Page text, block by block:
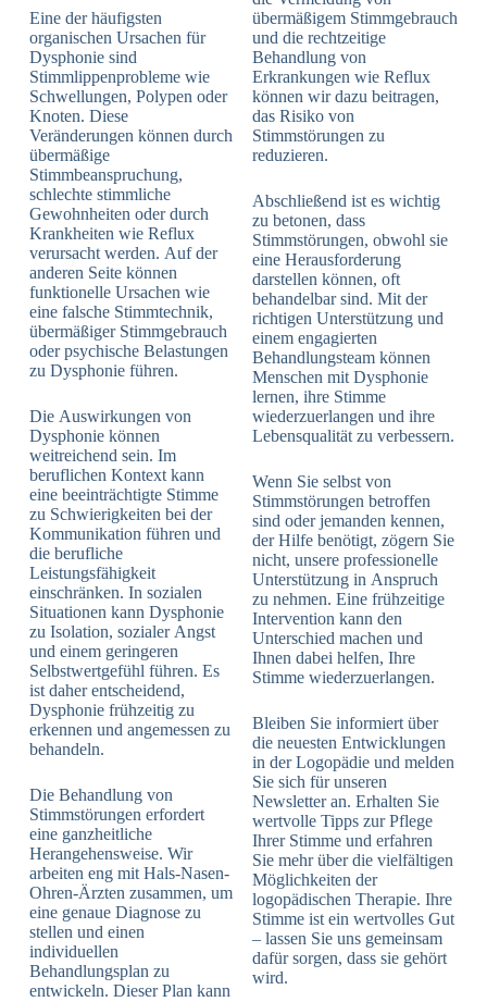
Eine der häufigsten
organischen Ursachen für
Dysphonie sind
Stimmlippenprobleme wie
Schwellungen, Polypen oder
Knoten. Diese
Veränderungen können durch
übermäßige
Stimmbeanspruchung,
schlechte stimmliche
Gewohnheiten oder durch
Krankheiten wie Reflux
verursacht werden. Auf der
anderen Seite können
funktionelle Ursachen wie
eine falsche Stimmtechnik,
übermäßiger Stimmgebrauch
oder psychische Belastungen
zu Dysphonie führen.
Die Auswirkungen von
Dysphonie können
weitreichend sein. Im
beruflichen Kontext kann
eine beeinträchtigte Stimme
zu Schwierigkeiten bei der
Kommunikation führen und
die berufliche
Leistungsfähigkeit
einschränken. In sozialen
Situationen kann Dysphonie
zu Isolation, sozialer Angst
und einem geringeren
Selbstwertgefühl führen. Es
ist daher entscheidend,
Dysphonie frühzeitig zu
erkennen und angemessen zu
behandeln.
Die Behandlung von
Stimmstörungen erfordert
eine ganzheitliche
Herangehensweise. Wir
arbeiten eng mit Hals-Nasen-
Ohren-Ärzten zusammen, um
eine genaue Diagnose zu
stellen und einen
individuellen
Behandlungsplan zu
entwickeln. Dieser Plan kann
übermäßigem Stimmgebrauch
und die rechtzeitige
Behandlung von
Erkrankungen wie Reflux
können wir dazu beitragen,
das Risiko von
Stimmstörungen zu
reduzieren.
Abschließend ist es wichtig
zu betonen, dass
Stimmstörungen, obwohl sie
eine Herausforderung
darstellen können, oft
behandelbar sind. Mit der
richtigen Unterstützung und
einem engagierten
Behandlungsteam können
Menschen mit Dysphonie
lernen, ihre Stimme
wiederzuerlangen und ihre
Lebensqualität zu verbessern.
Wenn Sie selbst von
Stimmstörungen betroffen
sind oder jemanden kennen,
der Hilfe benötigt, zögern Sie
nicht, unsere professionelle
Unterstützung in Anspruch
zu nehmen. Eine frühzeitige
Intervention kann den
Unterschied machen und
Ihnen dabei helfen, Ihre
Stimme wiederzuerlangen.
Bleiben Sie informiert über
die neuesten Entwicklungen
in der Logopädie und melden
Sie sich für unseren
Newsletter an. Erhalten Sie
wertvolle Tipps zur Pflege
Ihrer Stimme und erfahren
Sie mehr über die vielfältigen
Möglichkeiten der
logopädischen Therapie. Ihre
Stimme ist ein wertvolles Gut
– lassen Sie uns gemeinsam
dafür sorgen, dass sie gehört
wird.